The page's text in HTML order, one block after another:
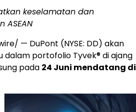
keselamatan dan
— DuPont (NYSE: DD) akan
portofolio Tyvek® di ajang
pada 24 Juni mendatang di